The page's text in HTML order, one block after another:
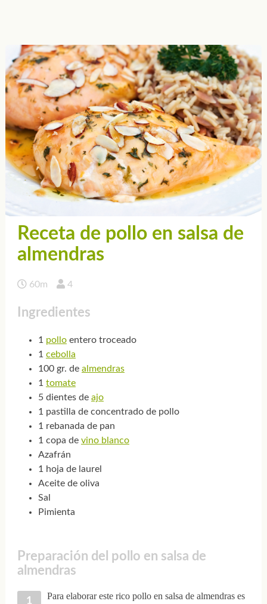
Receta de pollo en salsa de
almendras
60m 4
Ingredientes
1 polloentero troceado
1 cebolla
100 gr. de almendras
1 tomate
5 dientes de ajo
1 pastilla de concentrado de pollo
1 rebanada de pan
1 copa de vino blanco
Azafrán
1 hoja de laurel
Aceite de oliva
Sal
Pimienta
Preparación del pollo en salsa de
almendras
Para elaborar este rico pollo en salsa de almendras es